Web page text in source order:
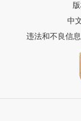
中
违法和不良信